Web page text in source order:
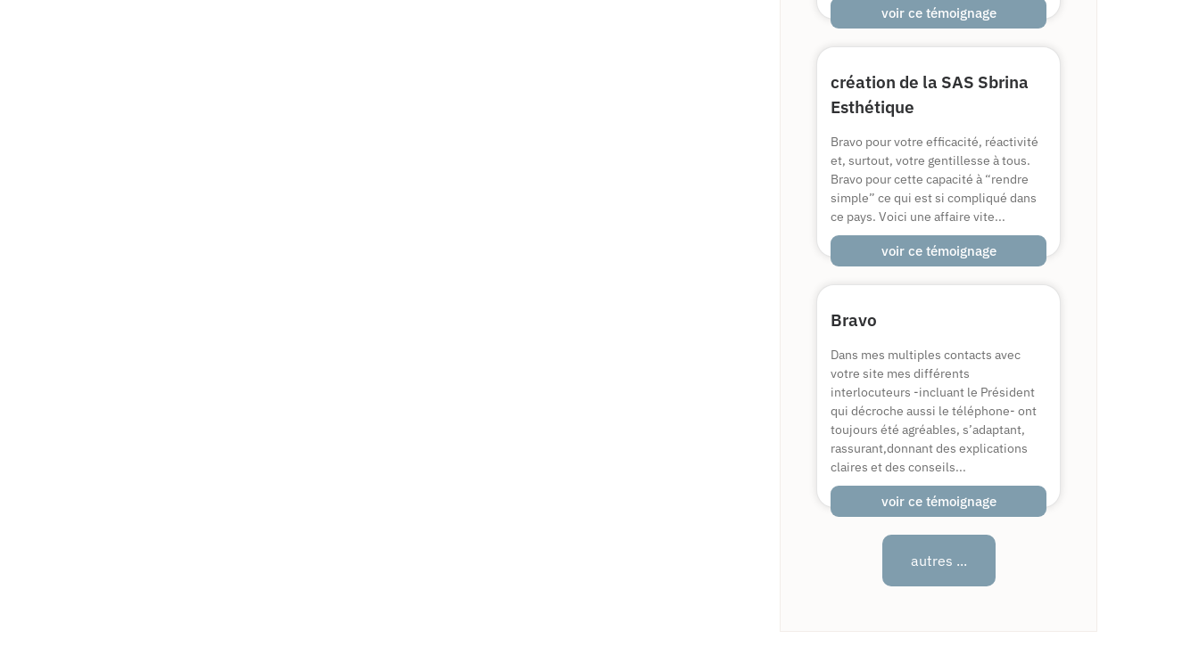
voir ce témoignage
création de la SAS Sbrina
Esthétique
Bravo pour votre efficacité, réactivité
et, surtout, votre gentillesse à tous.
Bravo pour cette capacité à “rendre
simple” ce qui est si compliqué dans
ce pays. Voici une affaire vite...
voir ce témoignage
Bravo
Dans mes multiples contacts avec
votre site mes différents
interlocuteurs -incluant le Président
qui décroche aussi le téléphone- ont
toujours été agréables, s’adaptant,
rassurant,donnant des explications
claires et des conseils...
voir ce témoignage
autres ...